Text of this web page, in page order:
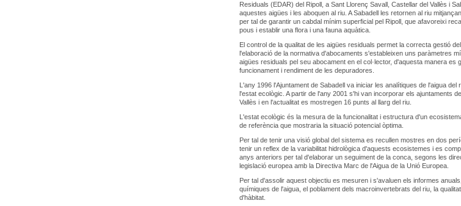
Residuals (EDAR) del Ripoll, a Sant Llorenç Savall, Castellar del Vallès i
aquestes aigües i les aboquen al riu. A Sabadell les retornen al riu
per tal de garantir un cabdal mínim superficial pel Ripoll, que afavoreixi
pous i establir una flora i una fauna aquàtica.
El control de la qualitat de les aigües residuals permet la correcta gestió
l'elaboració de la normativa d'abocaments s'estableixen uns paràmetres
aigües residuals pel seu abocament en el col·lector, d'aquesta manera es
funcionament i rendiment de les depuradores.
L'any 1996 l'Ajuntament de Sabadell va iniciar les analítiques de l'aigua del
l'estat ecològic. A partir de l'any 2001 s'hi van incorporar els ajuntaments
Vallès i en l'actualitat es mostregen 16 punts al llarg del riu.
L'estat ecològic és la mesura de la funcionalitat i estructura d'un
de referència que mostraria la situació potencial òptima.
Per tal de tenir una visió global del sistema es recullen mostres en dos
tenir un reflex de la variabilitat hidrològica d'aquests ecosistemes i es
anys anteriors per tal d'elaborar un seguiment de la conca, segons les
legislació europea amb la Directiva Marc de l'Aigua de la Unió Europea.
Per tal d'assolir aquest objectiu es mesuren i s'avaluen els informes
químiques de l'aigua, el poblament dels macroinvertebrats del riu, la
d'hàbitat.